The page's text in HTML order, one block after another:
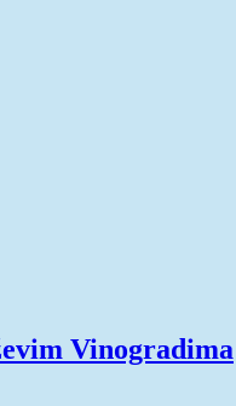
Vinogradima